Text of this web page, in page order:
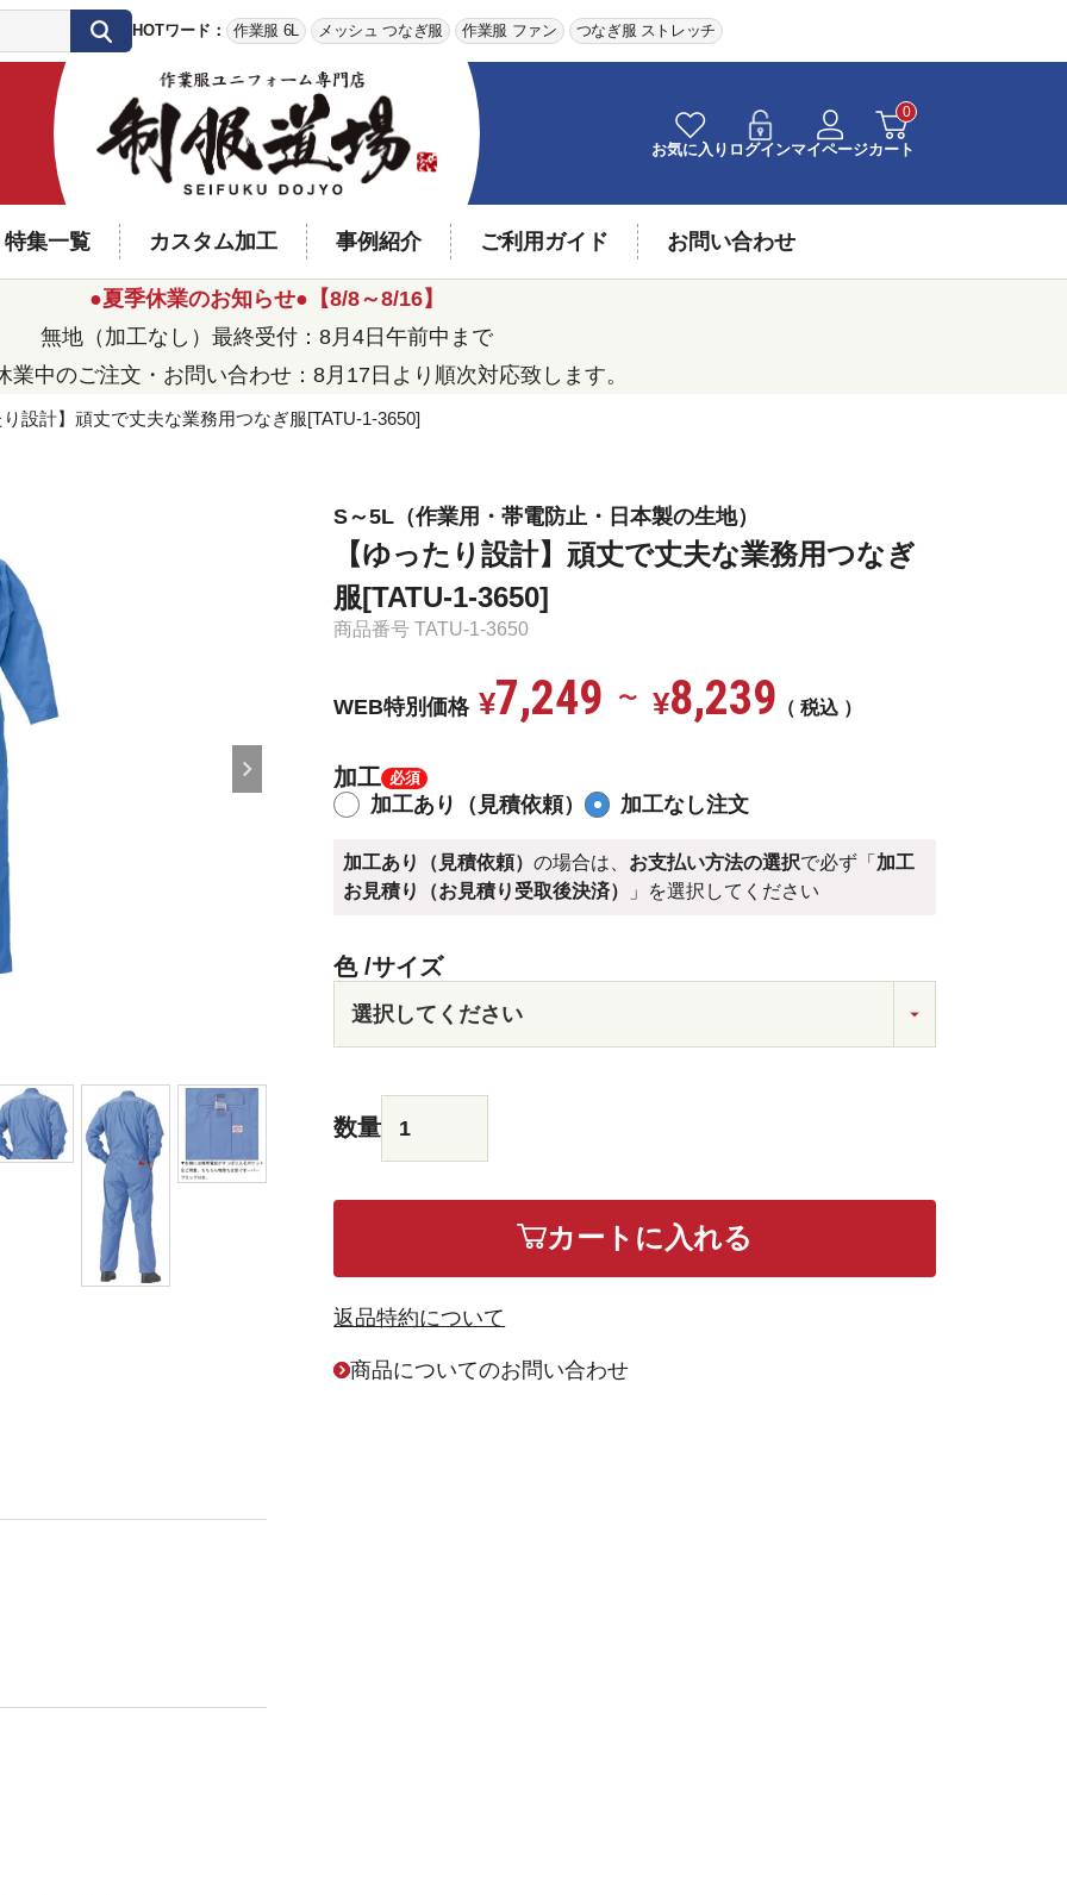
HOTワード： 作業服 6L メッシュ つなぎ服 作業服 ファン つなぎ服 ストレッチ
お気に入り ログインマイページカート
0
特集一覧 カスタム加工 事例紹介 ご利用ガイド お問い合わせ
●夏季休業のお知らせ●【8/8～8/16】
無地（加工なし）最終受付：8月4日午前中まで
業中のご注文・お問い合わせ：8月17日より順次対応致します。
設計】頑丈で丈夫な業務用つなぎ服[TATU-1-3650]
S～5L（作業用・帯電防止・日本製の生地）
【ゆったり設計】頑丈で丈夫な業務用つなぎ
服[TATU-1-3650]
商品番号 TATU-1-3650
マリンブルーMB
WEB特別価格 ¥7,249 〜 ¥8,239 税込
加工
加工あり（見積依頼） 加工なし注文
加工あり（見積依頼）の場合は、 お支払い方法の選択で必ず「 加工
お見積り（お見積り受取後決済）
」を選択してください
色 サイズ
カートに入れる
返品特約について
商品についてのお問い合わせ